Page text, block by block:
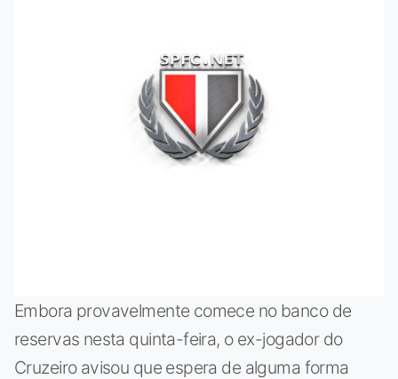
Embora provavelmente comece no banco de
reservas nesta quinta-feira, o ex-jogador do
Cruzeiro avisou que espera de alguma forma